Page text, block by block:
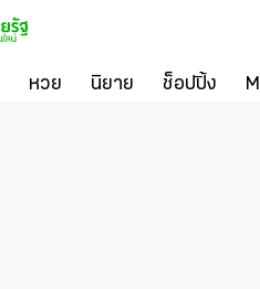
หวย นิยาย ช็อปปิ้ง